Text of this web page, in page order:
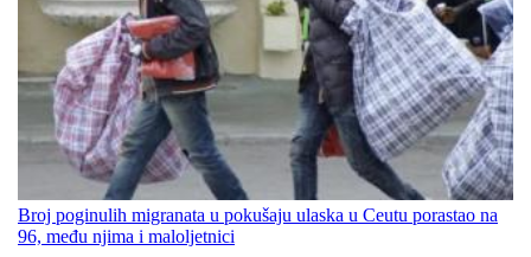
Broj poginulih migranata u pokušaju ulaska u Ceutu porastao na
96, među njima i maloljetnici